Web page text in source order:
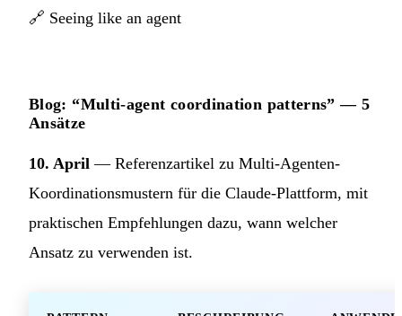
🔗 Seeing like an agent
Blog: “Multi-agent coordination patterns” — 5
Ansätze
10. April — Referenzartikel zu Multi-Agenten-
Koordinationsmustern für die Claude-Plattform, mit
praktischen Empfehlungen dazu, wann welcher
Ansatz zu verwenden ist.